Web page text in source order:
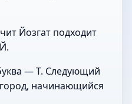
Йозгат подходит
— Т. Следующий
начинающийся